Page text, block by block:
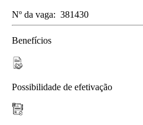
Nº da vaga: 381430
Benefícios
Possibilidade de efetivação